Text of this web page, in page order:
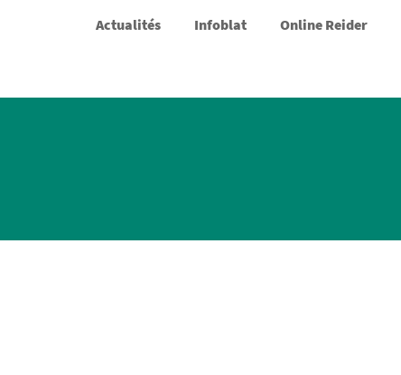
Actualités Infoblat Online Reider